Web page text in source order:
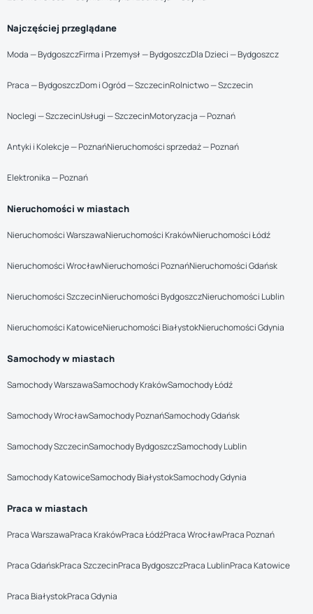
Najczęściej przeglądane
Moda — BydgoszczFirma i Przemysł — BydgoszczDla Dzieci — Bydgoszcz
Praca — BydgoszczDom i Ogród — SzczecinRolnictwo — Szczecin
Noclegi — SzczecinUsługi — SzczecinMotoryzacja — Poznań
Antyki i Kolekcje — PoznańNieruchomości sprzedaż — Poznań
Elektronika — Poznań
Nieruchomości w miastach
Nieruchomości WarszawaNieruchomości KrakówNieruchomości Łódź
Nieruchomości WrocławNieruchomości PoznańNieruchomości Gdańsk
Nieruchomości SzczecinNieruchomości BydgoszczNieruchomości Lublin
Nieruchomości KatowiceNieruchomości BiałystokNieruchomości Gdynia
Samochody w miastach
Samochody WarszawaSamochody KrakówSamochody Łódź
Samochody WrocławSamochody PoznańSamochody Gdańsk
Samochody SzczecinSamochody BydgoszczSamochody Lublin
Samochody KatowiceSamochody BiałystokSamochody Gdynia
Praca w miastach
Praca WarszawaPraca KrakówPraca ŁódźPraca WrocławPraca Poznań
Praca GdańskPraca SzczecinPraca BydgoszczPraca LublinPraca Katowice
Praca BiałystokPraca Gdynia